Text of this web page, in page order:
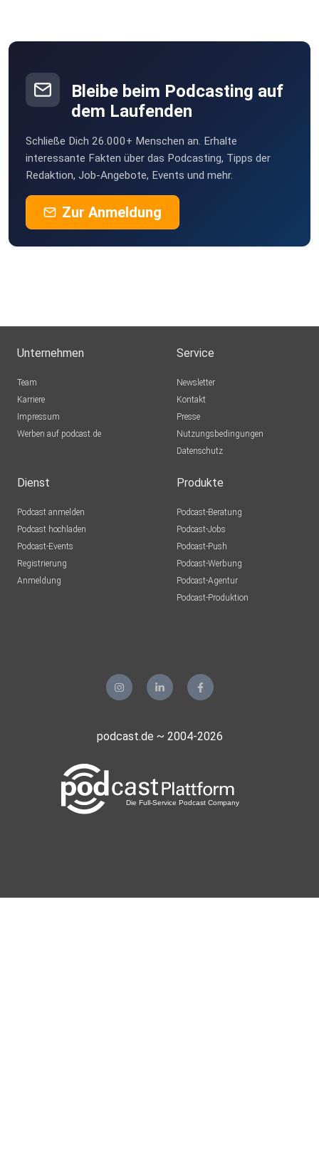
Bleibe beim Podcasting auf
dem Laufenden
Schließe Dich 26.000+ Menschen an. Erhalte
interessante Fakten über das Podcasting, Tipps der
Redaktion, Job-Angebote, Events und mehr.
Zur Anmeldung
Unternehmen
Team
Karriere
Impressum
Werben auf podcast.de
Service
Newsletter
Kontakt
Presse
Nutzungsbedingungen
Datenschutz
Dienst
Podcast anmelden
Podcast hochladen
Podcast-Events
Registrierung
Anmeldung
Produkte
Podcast-Beratung
Podcast-Jobs
Podcast-Push
Podcast-Werbung
Podcast-Agentur
Podcast-Produktion
podcast.de ~ 2004-2026